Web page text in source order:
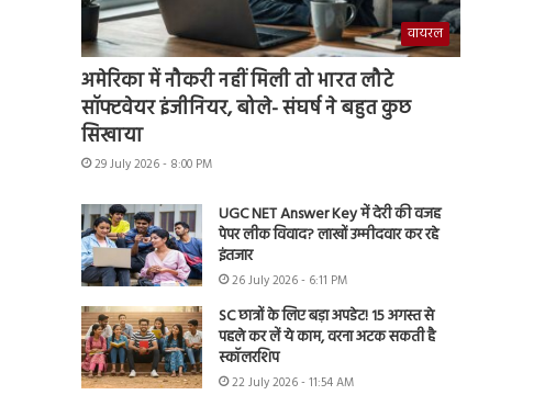
वायरल
अमेरिका में नौकरी नहीं मिली तो भारत लौटे
सॉफ्टवेयर इंजीनियर, बोले- संघर्ष ने बहुत कुछ
सिखाया
29 July 2026 - 8:00 PM
UGC NET Answer Key में देरी की वजह
पेपर लीक विवाद? लाखों उम्मीदवार कर रहे
इंतजार
26 July 2026 - 6:11 PM
SC छात्रों के लिए बड़ा अपडेट! 15 अगस्त से
पहले कर लें ये काम, वरना अटक सकती है
स्कॉलरशिप
22 July 2026 - 11:54 AM